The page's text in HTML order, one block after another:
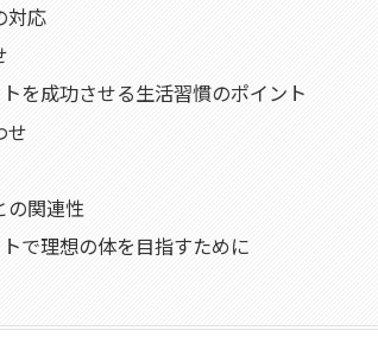
対応
を成功させる生活習慣のポイント
せ
の関連性
で理想の体を目指すために